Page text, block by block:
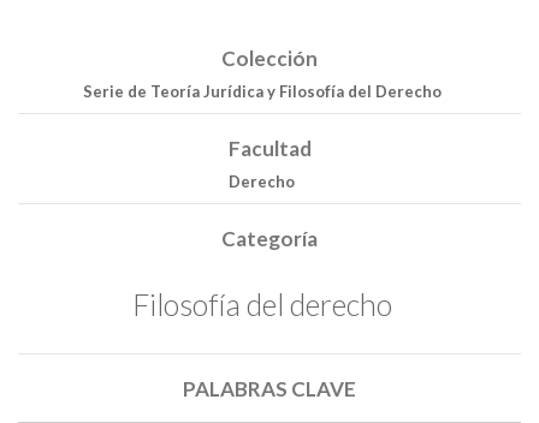
Colección
Serie de Teoría Jurídica y Filosofía del Derecho
Facultad
Derecho
Categoría
Filosofía del derecho
PALABRAS CLAVE